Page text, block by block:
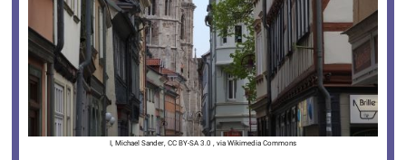
I, Michael Sander, CC BY-SA 3.0 , via Wikimedia Commons